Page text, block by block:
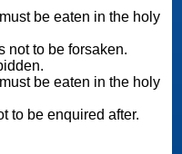
be eaten in the holy
not to be forsaken.
be eaten in the holy
to be enquired after.